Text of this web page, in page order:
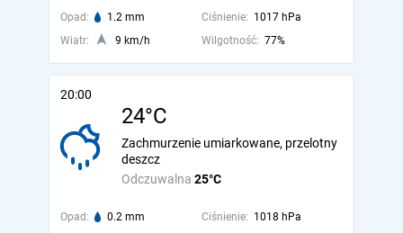
Opad: 1.2 mm Ciśnienie: 1017 hPa
Wiatr:
9 km/h Wilgotność: 77%
20:00
24°C
Odczuwalna 25°C
Zachmurzenie umiarkowane, przelotny
deszcz
Opad: 0.2 mm Ciśnienie: 1018 hPa